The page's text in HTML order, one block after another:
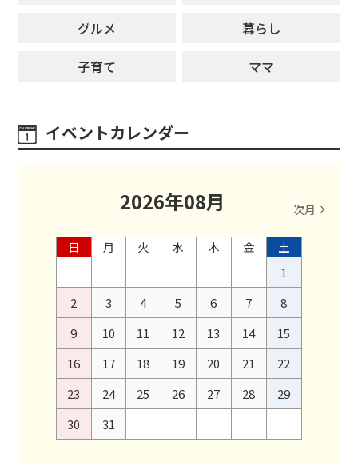
グルメ
暮らし
子育て
ママ
イベントカレンダー
2026年08月 次月
日 月 火 水 木 金
土
1
2
3 4 5 6 7
8
9
10 11 12 13 14
15
16
17 18 19 20 21
22
23
24 25 26 27 28
29
30
31